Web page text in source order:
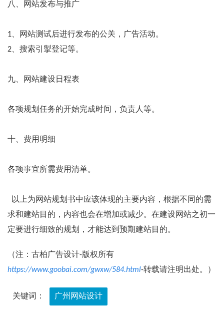
八、网站发布与推广
1、网站测试后进行发布的公关，广告活动。
2、搜索引掣登记等。
九、网站建设日程表
各项规划任务的开始完成时间，负责人等。
十、费用明细
各项事宜所需费用清单。
以上为网站规划书中应该体现的主要内容，根据不同的需
求和建站目的，内容也会在增加或减少。在建设网站之初一
定要进行细致的规划，才能达到预期建站目的。
（注：古柏广告设计-版权所有
https://www.goobai.com/gwxw/584.html-转载请注明出处。）
关键词： 广州网站设计